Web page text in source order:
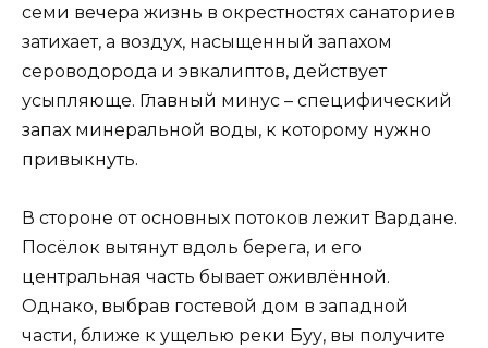
семи вечера жизнь в окрестностях санаториев
затихает, а воздух, насыщенный запахом
сероводорода и эвкалиптов, действует
усыпляюще. Главный минус – специфический
запах минеральной воды, к которому нужно
привыкнуть.
В стороне от основных потоков лежит Вардане.
Посёлок вытянут вдоль берега, и его
центральная часть бывает оживлённой.
Однако, выбрав гостевой дом в западной
части, ближе к ущелью реки Буу, вы получите